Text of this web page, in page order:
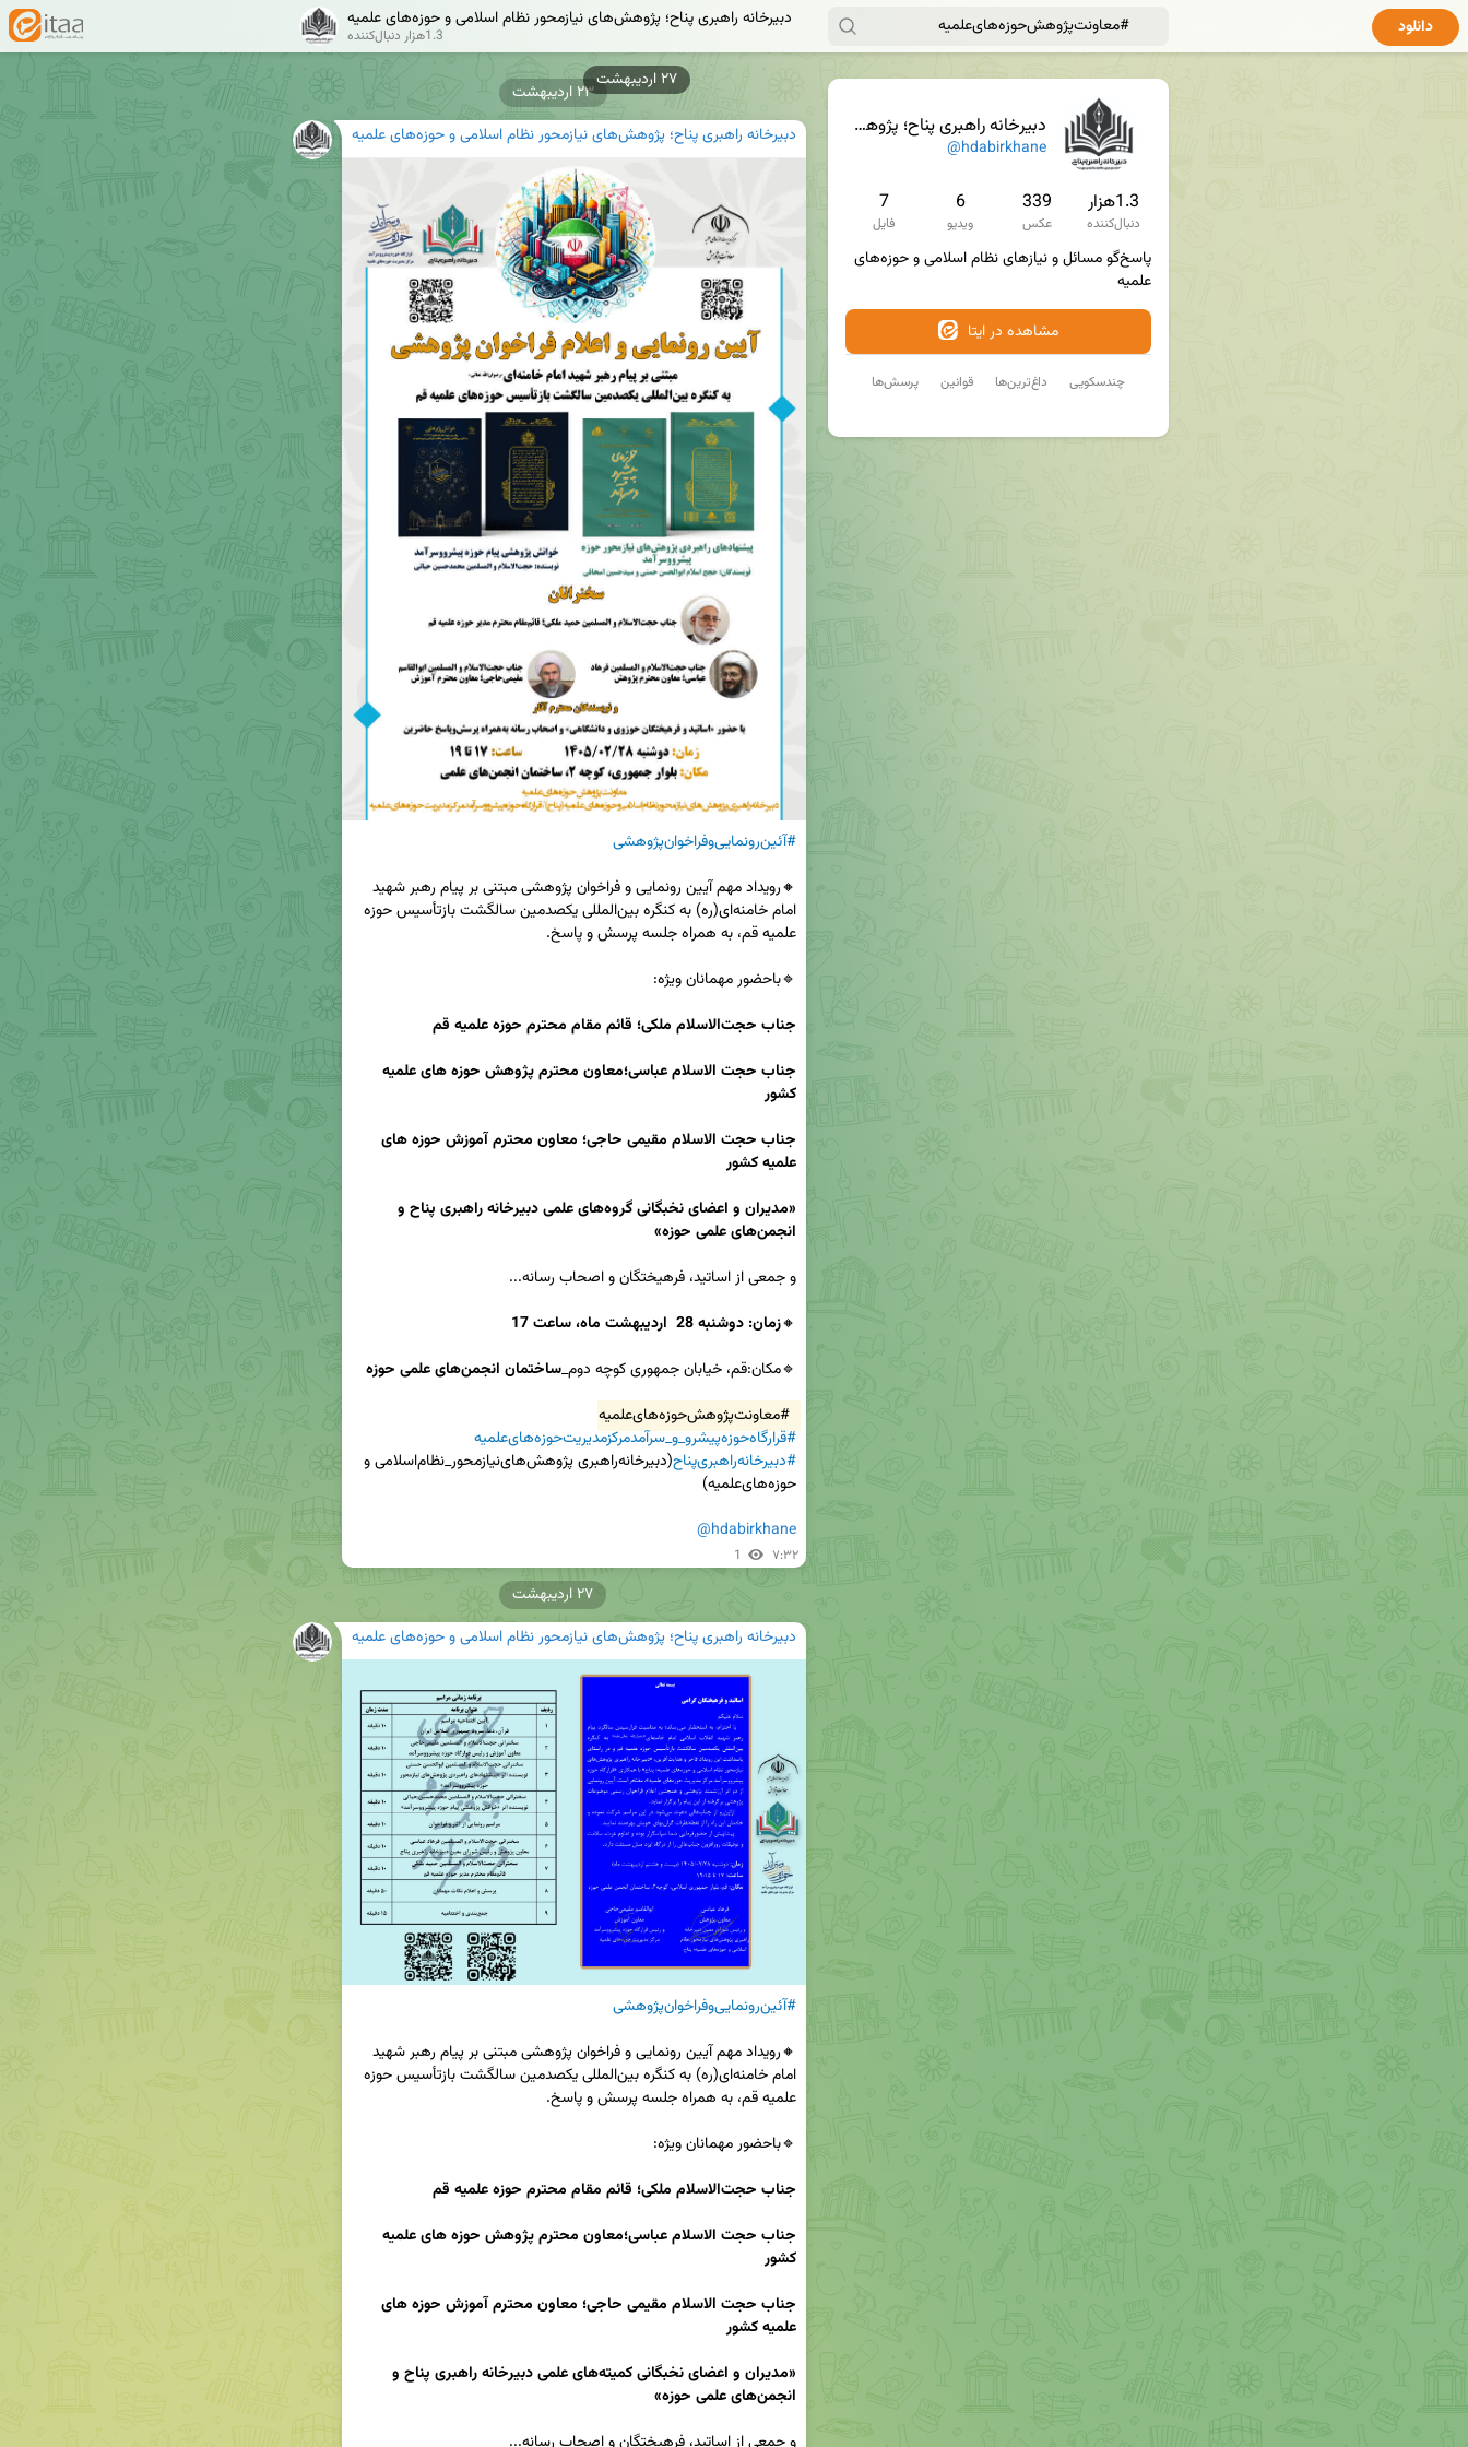
دبیرخانه راهبری پناح؛ پژوهش‌های نیازمحور نظام اسلامی و حوزه‌های علمیه
@hdabirkhane
1.3هزار
دنبال‌کننده
339
عکس
6
ویدیو
7
فایل
علمیه
مشاهده در ایتا
پرسش‌ها قوانین داغ‌ترین‌ها چندسکویی
دبیرخانه راهبری پناح؛ پژوهش‌های نیازمحور نظام اسلامی و حوزه‌های علمیه
1.3هزار دنبال‌کننده دانلود
دبیرخانه راهبری پناح؛ پژوهش‌های نیازمحور نظام اسلامی و حوزه‌های علمیه
#آئین‌رونمایی‌وفراخوان‌پژوهشی
جناب حجت‌الاسلام ملکی؛ قائم مقام محترم حوزه علمیه قم
جناب
کشور
جناب
علمیه کشور
انجمن‌های علمی حوزه»
🔸زمان: دوشنبه 28  اردیبهشت ماه، ساعت 17
🔹مکان:قم، خیابان جمهوری کوچه دوم_ساختمان انجمن‌های علمی حوزه
#معاونت‌پژوهش‌حوزه‌های‌علمیه
#قرارگاه‌حوزه‌پیشرو_و_سرآمدمرکزمدیریت‌حوزه‌های‌علمیه
#دبیرخانه‌راهبری‌پناح
@hdabirkhane
1 ۷:۳۲
۲۳ اردیبهشت
دبیرخانه راهبری پناح؛ پژوهش‌های نیازمحور نظام اسلامی و حوزه‌های علمیه
#آئین‌رونمایی‌وفراخوان‌پژوهشی
جناب حجت‌الاسلام ملکی؛ قائم مقام محترم حوزه علمیه قم
جناب
کشور
جناب
علمیه کشور
انجمن‌های علمی حوزه»
۲۷ اردیبهشت